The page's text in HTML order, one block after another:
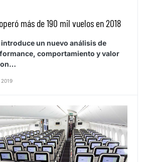
más de 190 mil vuelos en 2018
un nuevo análisis de
comportamiento y valor
2019